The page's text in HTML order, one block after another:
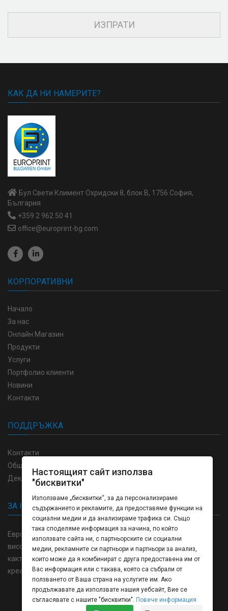
КАК ДА НИ НАМЕРИТЕ?
Бул Свети Климент Охридски 8, блок В, 1756 София,
България
+359 2 962 50 41
office@europrint-bg.com
КОРПОРАТИВНИ
Начало
За нас
Онлайн Магазин
Продукти
Услуги
Портфолио клиенти
Новини
Контакти
ПОДДРЪЖКА
Контакти
Общи условия
Декларация за поверителност
ЗА НАС
Европринт България отпечатване и изработка пълна гама
висококачествени продукти в областта на полиграфията,
както и напълно затворен цикъл на производство от
креативната концепция до готовото изделие.
Europrint © 2026 Всички права запазени.
Настоящият сайт използва
"бисквитки"
Използваме „бисквитки“, за да персонализираме
съдържанието и рекламите, да предоставяме функции на
социални медии и да анализираме трафика си. Също
така споделяме информация за начина, по който
използвате сайта ни, с партньорските си социални
медии, рекламните си партньори и партньори за анализ,
които може да я комбинират с друга предоставена им от
Вас информация или с такава, която са събрали от
ползването от Ваша страна на услугите им. Ако
продължавате да използвате нашия уебсайт, Вие се
съгласявате с нашите "бисквитки". Повече информация